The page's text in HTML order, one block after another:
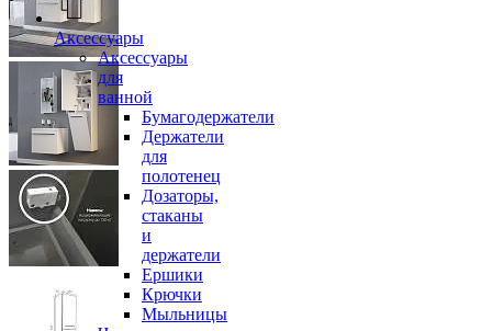
Аксессуары
Аксессуары
для
ванной
Бумагодержатели
Держатели
для
полотенец
Дозаторы,
стаканы
и
держатели
Ершики
Крючки
Мыльницы